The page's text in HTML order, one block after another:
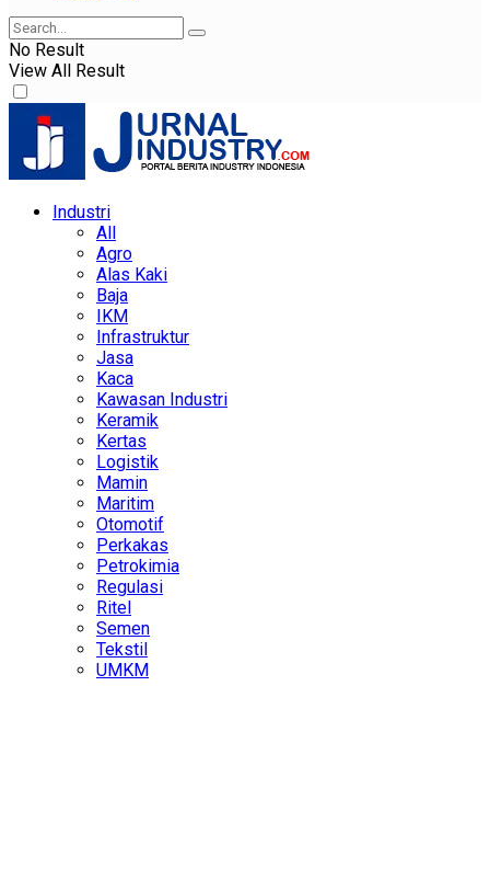
No Result
View All Result
Industri
All
Agro
Alas Kaki
Baja
IKM
Infrastruktur
Jasa
Kaca
Kawasan Industri
Keramik
Kertas
Logistik
Mamin
Maritim
Otomotif
Perkakas
Petrokimia
Regulasi
Ritel
Semen
Tekstil
UMKM